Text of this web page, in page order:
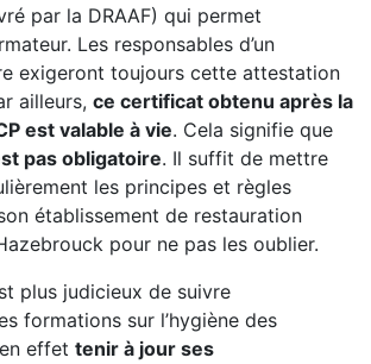
par la DRAAF) qui permet
Les responsables d’un
exigeront toujours cette attestation
ailleurs, ce certificat obtenu après la
est valable à vie. Cela signifie que
pas obligatoire. Il suffit de mettre
les principes et règles
établissement de restauration
pour ne pas les oublier.
plus judicieux de suivre
formations sur l’hygiène des
effet tenir à jour ses